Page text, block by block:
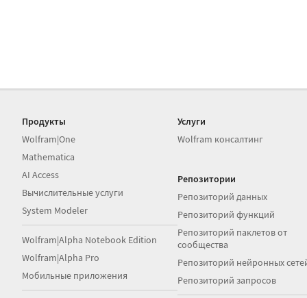
Продукты
Wolfram|One
Mathematica
AI Access
Вычислительные услуги
System Modeler
Wolfram|Alpha Notebook Edition
Wolfram|Alpha Pro
Мобильные приложения
Услуги
Wolfram консалтинг
Репозитории
Репозиторий данных
Репозиторий функций
Репозиторий паклетов от
сообщества
Репозиторий нейронных
Репозиторий запросов